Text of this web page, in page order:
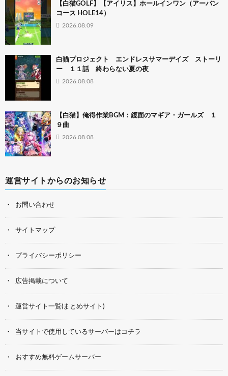
【白猫GOLF】【アイリス】ホールインワン（アーバン
コース HOLE14）
2026.08.09
白猫プロジェクト エンドレスサマーデイズ ストーリ
ー １１話 終わらない夏の夜
2026.08.08
【白猫】俺得作業BGM：鏡面のマギア・ガールズ １
９曲
2026.08.08
運営サイトからのお知らせ
お問い合わせ
サイトマップ
プライバシーポリシー
広告掲載について
運営サイト一覧(まとめサイト)
当サイトで使用しているサーバーはコチラ
おすすめ無料ゲームサーバー